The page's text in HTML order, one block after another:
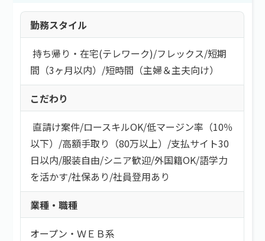
勤務スタイル
持ち帰り・在宅(テレワーク)/フレックス/短期
間（3ヶ月以内） /短時間（主婦＆主夫向け）
こだわり
直請け案件/ロースキルOK/低マージン率（10％
以下） /高額手取り（80万以上） /支払サイト30
日以内/服装自由/シニア歓迎/外国籍OK/語学力
を活かす/社保あり/社員登用あり
業種・職種
オープン・ＷＥＢ系